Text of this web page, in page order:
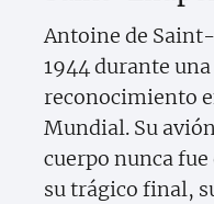
Antoine de
1944 durante
reconocimiento
Mundial. Su
cuerpo nunca fue
su trágico final,